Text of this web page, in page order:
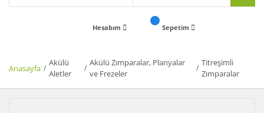
Hesabım Sepetim
Anasayfa
Akülü
Aletler
Akülü Zımparalar, Planyalar
ve Frezeler
Titreşimli
Zımparalar